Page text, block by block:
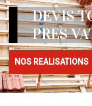
DEVIS
PRES
NOS REALISATIONS